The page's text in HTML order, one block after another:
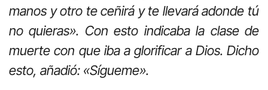
manos y otro te ceñirá y te llevará adonde tú
no quieras». Con esto indicaba la clase de
muerte con que iba a glorificar a Dios. Dicho
esto, añadió: «Sígueme».